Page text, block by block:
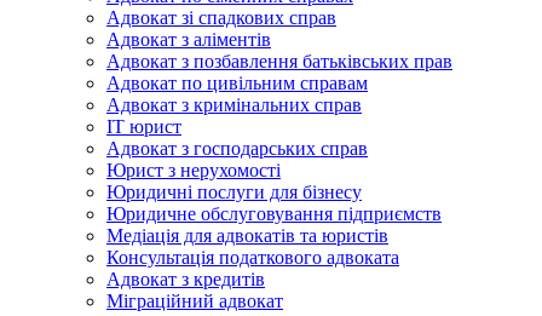
Адвокат зі спадкових справ
Адвокат з аліментів
Адвокат з позбавлення батьківських прав
Адвокат по цивільним справам
Адвокат з кримінальних справ
IT юрист
Адвокат з господарських справ
Юрист з нерухомості
Юридичні послуги для бізнесу
Юридичне обслуговування підприємств
Медіація для адвокатів та юристів
Консультація податкового адвоката
Адвокат з кредитів
Міграційний адвокат